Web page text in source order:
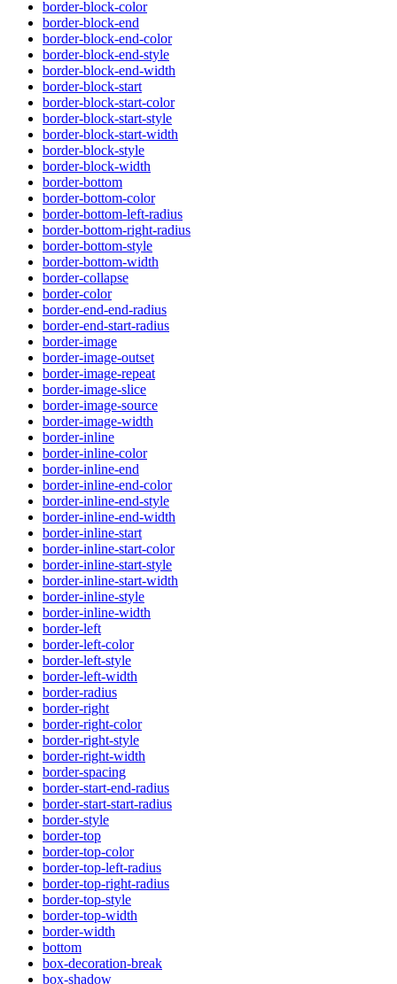
border-block-color
border-block-end
border-block-end-color
border-block-end-style
border-block-end-width
border-block-start
border-block-start-color
border-block-start-style
border-block-start-width
border-block-style
border-block-width
border-bottom
border-bottom-color
border-bottom-left-radius
border-bottom-right-radius
border-bottom-style
border-bottom-width
border-collapse
border-color
border-end-end-radius
border-end-start-radius
border-image
border-image-outset
border-image-repeat
border-image-slice
border-image-source
border-image-width
border-inline
border-inline-color
border-inline-end
border-inline-end-color
border-inline-end-style
border-inline-end-width
border-inline-start
border-inline-start-color
border-inline-start-style
border-inline-start-width
border-inline-style
border-inline-width
border-left
border-left-color
border-left-style
border-left-width
border-radius
border-right
border-right-color
border-right-style
border-right-width
border-spacing
border-start-end-radius
border-start-start-radius
border-style
border-top
border-top-color
border-top-left-radius
border-top-right-radius
border-top-style
border-top-width
border-width
bottom
box-decoration-break
box-shadow